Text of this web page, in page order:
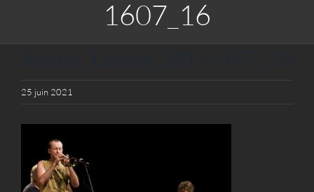
1607_16
25 juin 2021